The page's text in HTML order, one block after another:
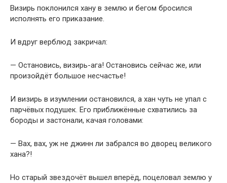
Визирь поклонился хану в землю и бегом бросился
исполнять его приказание.
И вдруг верблюд закричал:
— Остановись, визирь-ага! Остановись сейчас же, или
произойдёт большое несчастье!
И визирь в изумлении остановился, а хан чуть не упал с
парчёвых подушек. Его приближённые схватились за
бороды и застонали, качая головами:
— Вах, вах, уж не джинн ли забрался во дворец великого
хана?!
Но старый звездочёт вышел вперёд, поцеловал землю у